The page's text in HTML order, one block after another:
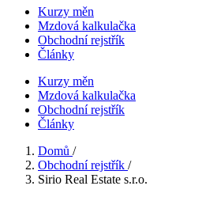
Kurzy měn
Mzdová kalkulačka
Obchodní rejstřík
Články
Kurzy měn
Mzdová kalkulačka
Obchodní rejstřík
Články
Domů /
Obchodní rejstřík /
Sirio Real Estate s.r.o.